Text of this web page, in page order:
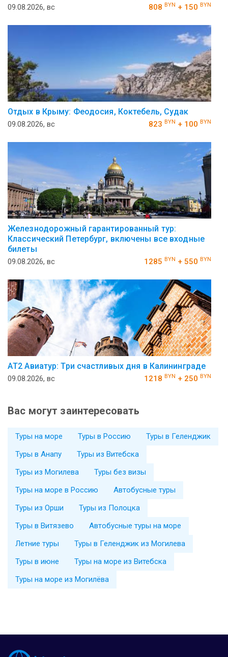
09.08.2026, вс 808 BYN + 150 BYN
Отдых в Крыму: Феодосия, Коктебель, Судак
09.08.2026, вс 823 BYN + 100 BYN
Железнодорожный гарантированный тур:
Классический Петербург, включены все входные
билеты
09.08.2026, вс 1285 BYN + 550 BYN
АT2 Авиатур: Три счастливых дня в Калининграде
09.08.2026, вс 1218 BYN + 250 BYN
Вас могут заинтересовать
Туры на море Туры в Россию
Туры в Геленджик
Туры в Анапу
Туры из Витебска
Туры из Могилева
Туры без визы
Туры на море в Россию
Автобусные туры
Туры из Орши
Туры из Полоцка
Туры в Витязево
Автобусные туры на море
Летние туры
Туры в Геленджик из Могилева
Туры в июне
Туры на море из Витебска
Туры на море из Могилёва